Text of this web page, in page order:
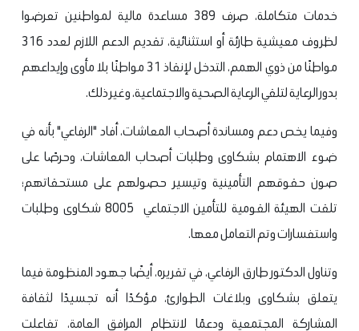
خدمات متكاملة، صرف 389 مساعدة مالية لمواطنين تعرضوا
لظروف معيشية طارئة أو استثنائية، تقديم الدعم اللازم لعدد 316
مواطنًا من ذوي الهمم، التدخل لإنقاذ 31 مواطنًا بلا مأوى وإيداعهم
بدور الرعاية لتلقي الرعاية الصحية والاجتماعية، وغير ذلك.
وفيما يخص دعم ومساندة أصحاب المعاشات، أفاد "الرفاعي" بأنه في
ضوء الاهتمام بشكاوى وطلبات أصحاب المعاشات، وحرصًا على
صون حقوقهم التأمينية وتيسير حصولهم على مستحقاتهم؛
تلقت الهيئة القومية للتأمين الاجتماعي 8005 شكاوى وطلبات
واستفسارات وتم التعامل معها.
وتناول الدكتور طارق الرفاعي، في تقريره، أيضًا جهود المنظومة فيما
يتعلق بشكاوى وبلاغات الطوارئ، مؤكدًا أنه تجسيدًا لثقافة
المشاركة المجتمعية ودعمًا لانتظام المرافق العامة، تفاعلت